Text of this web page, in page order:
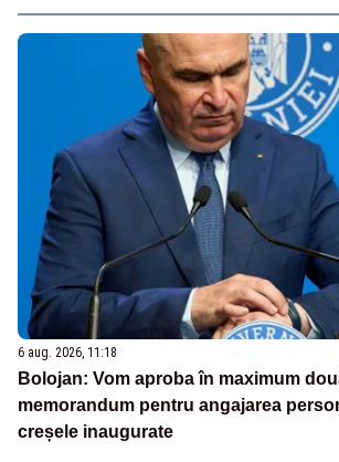
6 aug. 2026, 11:18
Bolojan: Vom aproba în maximum
memorandum pentru angajarea
creșele inaugurate